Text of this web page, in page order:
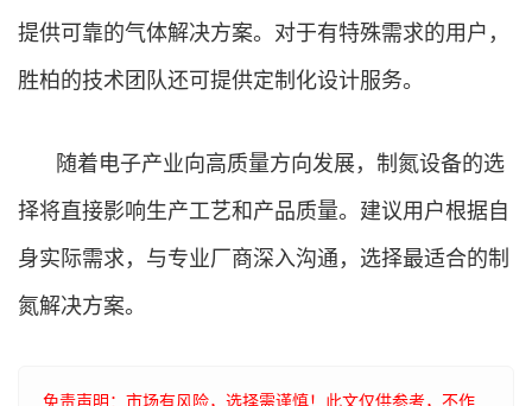
提供可靠的气体解决方案。对于有特殊需求的用户，
胜柏的技术团队还可提供定制化设计服务。
随着电子产业向高质量方向发展，制氮设备的选
择将直接影响生产工艺和产品质量。建议用户根据自
身实际需求，与专业厂商深入沟通，选择最适合的制
氮解决方案。
免责声明：市场有风险，选择需谨慎！此文仅供参考，不作